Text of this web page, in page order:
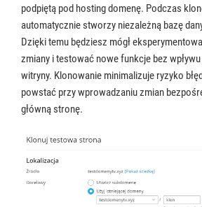
podpiętą pod hosting domenę. Podczas
automatycznie stworzy niezależną bazę
Dzięki temu będziesz mógł
zmiany i testować nowe funkcje bez wpływu
witryny. Klonowanie minimalizuje ryzyko
powstać przy wprowadzaniu zmian
główną stronę.